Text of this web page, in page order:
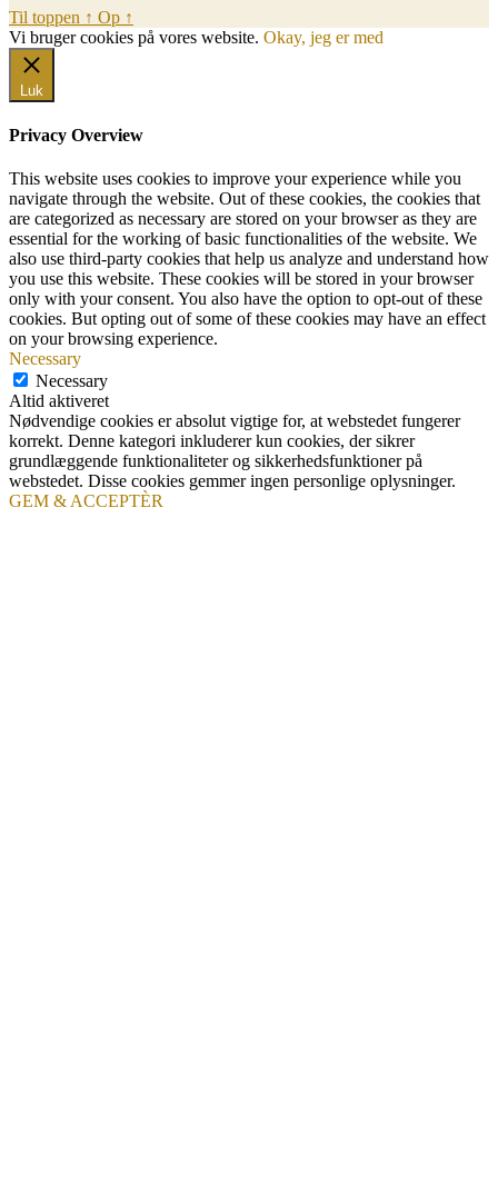
Til toppen ↑ Op ↑
Vi bruger cookies på vores website. Okay, jeg er med
Luk
Privacy Overview
This website uses cookies to improve your experience while you
navigate through the website. Out of these cookies, the cookies that
are categorized as necessary are stored on your browser as they are
essential for the working of basic functionalities of the website. We
also use third-party cookies that help us analyze and understand how
you use this website. These cookies will be stored in your browser
only with your consent. You also have the option to opt-out of these
cookies. But opting out of some of these cookies may have an effect
on your browsing experience.
Necessary
Necessary
Altid aktiveret
Nødvendige cookies er absolut vigtige for, at webstedet fungerer
korrekt. Denne kategori inkluderer kun cookies, der sikrer
grundlæggende funktionaliteter og sikkerhedsfunktioner på
webstedet. Disse cookies gemmer ingen personlige oplysninger.
GEM & ACCEPTÈR